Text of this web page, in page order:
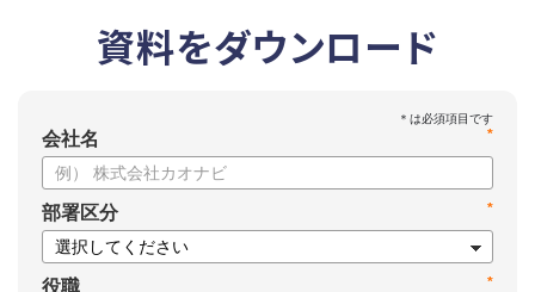
資料をダウンロード
*
会社名
*
部署区分
*
役職